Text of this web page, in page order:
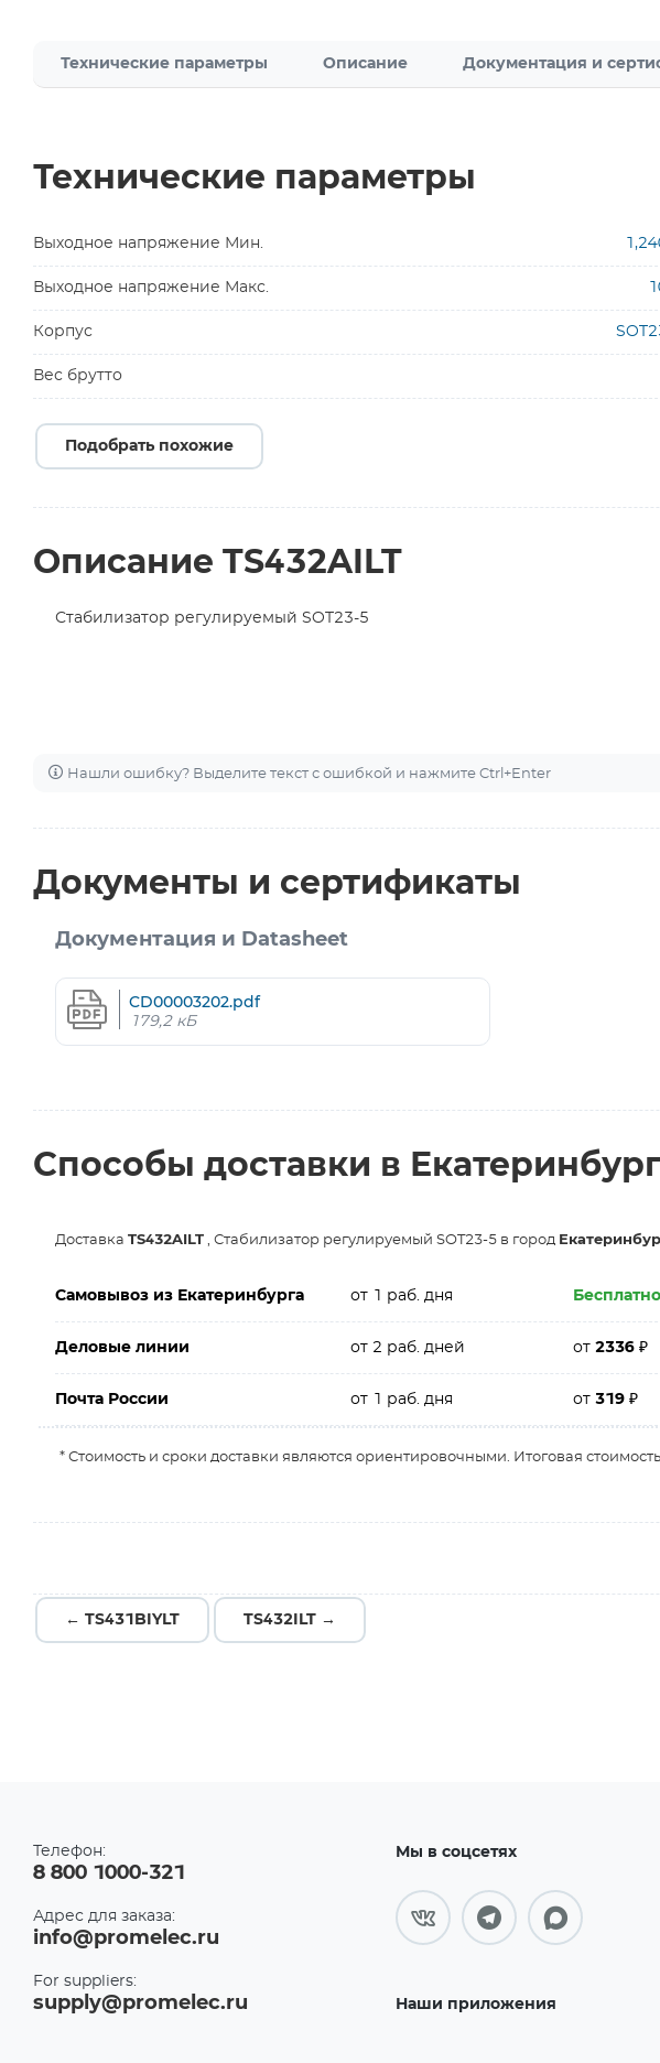
Технические параметры Описание Документация и
Технические параметры
Выходное напряжение Мин.
Выходное напряжение Макс.
Корпус
Вес брутто
Подобрать похожие
Описание TS432AILT
Стабилизатор регулируемый SOT23-5
Нашли ошибку? Выделите текст с ошибкой и нажмите Ctrl+Enter
Документы и сертификаты
Документация и Datasheet
CD00003202.pdf
179,2 кБ
Способы доставки в Екатеринбург
Доставка TS432AILT , Стабилизатор регулируемый SOT23-5 в город
Самовывоз из Екатеринбурга от 1 раб. дня Бесплатно
Деловые линии от 2 раб. дней от2336₽
Почта России от 1 раб. дня от319₽
* Стоимость и сроки доставки являются ориентировочными. Итоговая
← TS431BIYLT TS432ILT →
Телефон:
8 800 1000-321
Адрес для заказа:
info@promelec.ru
For suppliers:
supply@promelec.ru
Мы в соцсетях
Наши приложения